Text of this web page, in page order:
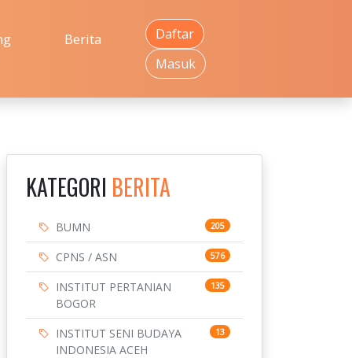
Berita
Daftar
Masuk
KATEGORI BERITA
BUMN 205
CPNS / ASN 576
INSTITUT PERTANIAN
BOGOR
135
INSTITUT SENI BUDAYA
INDONESIA ACEH
13